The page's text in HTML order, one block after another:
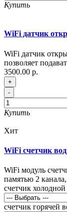
Купить
WiFi датчик
WiFi датчик
позволяет
3500.00 р.
+
-
Купить
Хит
WiFi счетчик
WiFi модуль
памятью 2
счетчик
счетчик горячей